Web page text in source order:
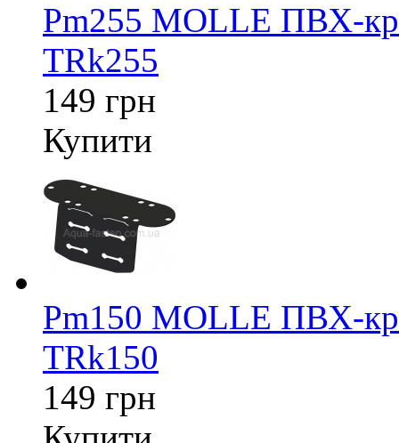
Pm255 MOLLE ПВХ-
TRk255
149 грн
Купити
Pm150 MOLLE ПВХ-
TRk150
149 грн